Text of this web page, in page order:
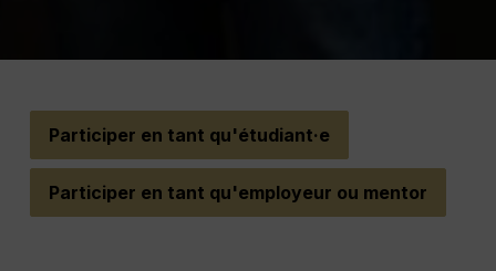
Participer en tant qu'étudiant·e
Participer en tant qu'employeur ou mentor